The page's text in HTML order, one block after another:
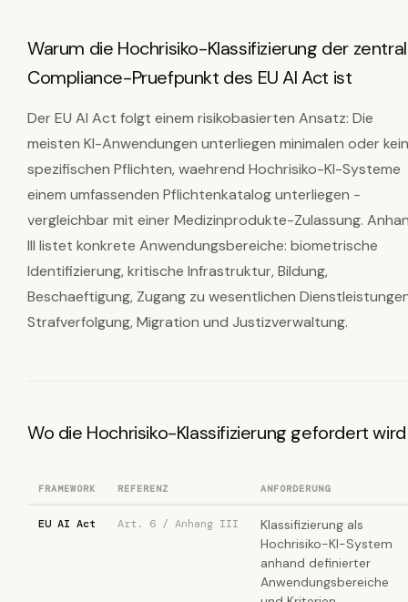
Warum die Hochrisiko-Klassifizierung der
Compliance-Pruefpunkt des EU AI Act ist
Der EU AI Act folgt einem risikobasierten Ansatz: Die
meisten KI-Anwendungen unterliegen minimalen oder
spezifischen Pflichten, waehrend Hochrisiko-KI-Systeme
einem umfassenden Pflichtenkatalog unterliegen -
vergleichbar mit einer Medizinprodukte-Zulassung.
III listet konkrete Anwendungsbereiche: biometrische
Identifizierung, kritische Infrastruktur, Bildung,
Beschaeftigung, Zugang zu wesentlichen
Strafverfolgung, Migration und Justizverwaltung.
Wo die Hochrisiko-Klassifizierung gefordert wird
FRAMEWORK REFERENZ ANFORDERUNG
EU AI Act Art. 6 / Anhang III
Klassifizierung als
Hochrisiko-KI-System
anhand definierter
Anwendungsbereiche